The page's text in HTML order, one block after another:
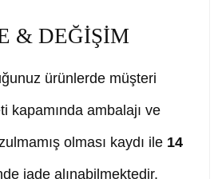
& DEĞİŞİM
ürünlerde müşteri
kapamında ambalajı ve
olması kaydı ile 14
iade alınabilmektedir.